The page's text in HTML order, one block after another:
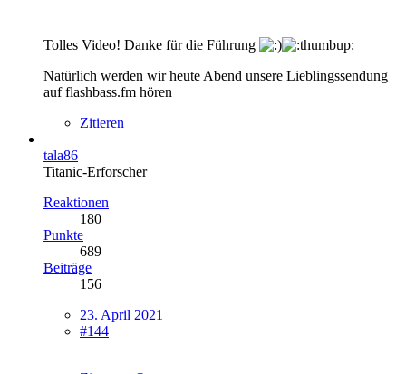
Tolles Video! Danke für die Führung
Natürlich werden wir heute Abend unsere Lieblingssendung
auf flashbass.fm hören
Zitieren
tala86
Titanic-Erforscher
Reaktionen
180
Punkte
689
Beiträge
156
23. April 2021
#144